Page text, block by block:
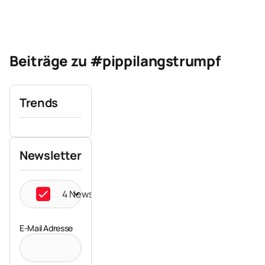
Beiträge zu #pippilangstrumpf
Trends
Newsletter
4 Newsletter ausgewählt
E-Mail Adresse